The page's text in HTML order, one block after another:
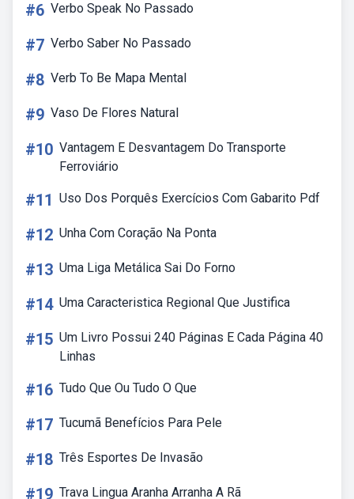
#6 Verbo Speak No Passado
#7 Verbo Saber No Passado
#8 Verb To Be Mapa Mental
#9 Vaso De Flores Natural
#10 Vantagem E Desvantagem Do Transporte
Ferroviário
#11 Uso Dos Porquês Exercícios Com Gabarito Pdf
#12 Unha Com Coração Na Ponta
#13 Uma Liga Metálica Sai Do Forno
#14 Uma Caracteristica Regional Que Justifica
#15 Um Livro Possui 240 Páginas E Cada Página 40
Linhas
#16 Tudo Que Ou Tudo O Que
#17 Tucumã Benefícios Para Pele
#18 Três Esportes De Invasão
#19 Trava Lingua Aranha Arranha A Rã